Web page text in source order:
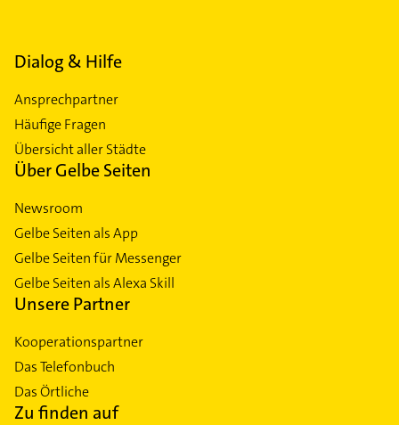
Dialog & Hilfe
Ansprechpartner
Häufige Fragen
Übersicht aller Städte
Über Gelbe Seiten
Newsroom
Gelbe Seiten als App
Gelbe Seiten für Messenger
Gelbe Seiten als Alexa Skill
Unsere Partner
Kooperationspartner
Das Telefonbuch
Das Örtliche
Zu finden auf